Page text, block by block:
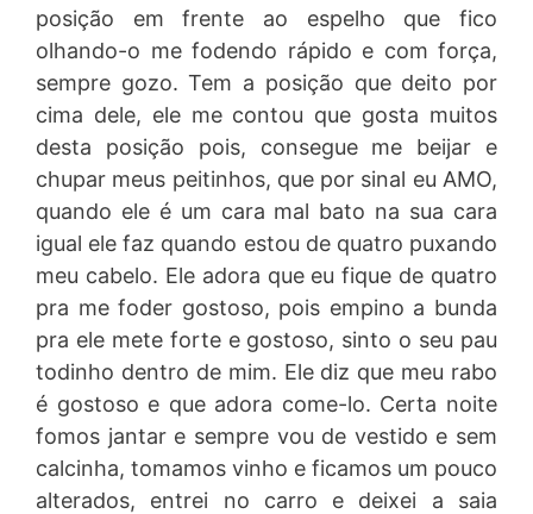
posição em frente ao espelho que fico
olhando-o me fodendo rápido e com força,
sempre gozo. Tem a posição que deito por
cima dele, ele me contou que gosta muitos
desta posição pois, consegue me beijar e
chupar meus peitinhos, que por sinal eu AMO,
quando ele é um cara mal bato na sua cara
igual ele faz quando estou de quatro puxando
meu cabelo. Ele adora que eu fique de quatro
pra me foder gostoso, pois empino a bunda
pra ele mete forte e gostoso, sinto o seu pau
todinho dentro de mim. Ele diz que meu rabo
é gostoso e que adora come-lo. Certa noite
fomos jantar e sempre vou de vestido e sem
calcinha, tomamos vinho e ficamos um pouco
alterados, entrei no carro e deixei a saia